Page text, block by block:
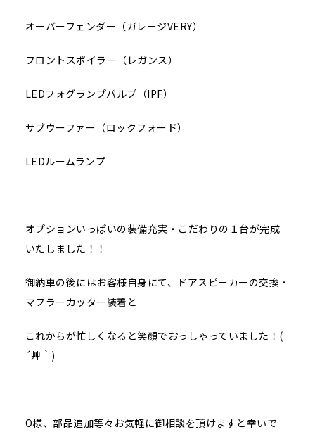
オーバーフェンダー（ガレージVERY）
フロントスポイラー（レガンス）
LEDフォグランプバルブ（IPF）
サブウーファー（ロックフォード）
LEDルームランプ
オプションいっぱいの装備充実・こだわりの１台が完成
いたしました！！
御納車の後にはお客様自身にて、ドアスピーカーの交換・
マフラーカッター装着と
これからが忙しくなると笑顔でおっしゃっていました！(
´艸｀)
O様、部品追加等々お気軽に御相談を頂けますと幸いで